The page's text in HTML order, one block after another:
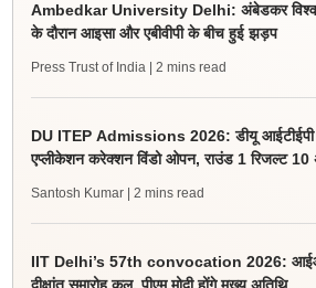
Ambedkar University Delhi: अंबेडकर
के दौरान आइसा और एबीवीपी के बीच हुई झड़प
Press Trust of India | 2 mins read
DU ITEP Admissions 2026: डीयू आईटीईपी
एप्लीकेशन करेक्शन विंडो ओपन, राउंड 1 रिजल्ट 10
Santosh Kumar | 2 mins read
IIT Delhi’s 57th convocation 2026: